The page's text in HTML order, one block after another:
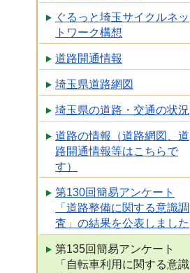
ぐるっと埼玉サイクルネッ
トワーク構想
道路開通情報
埼玉県道路網図
埼玉県の道路・交通の状況
道路の情報（道路網図、道
路開通情報等はこちらで
す）
第130回簡易アンケート
「道路整備に関する意識調
査」の結果を公表しました
第135回簡易アンケート
「自転車利用に関する意識